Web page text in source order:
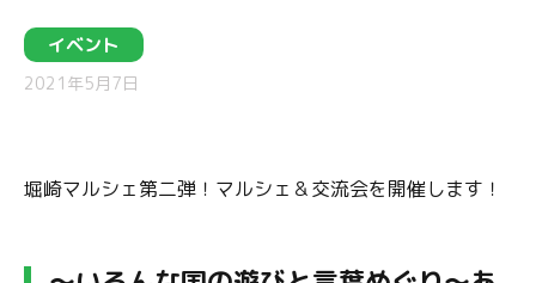
イベント
2021年5月7日
堀崎マルシェ第二弾！マルシェ＆交流会を開催します！